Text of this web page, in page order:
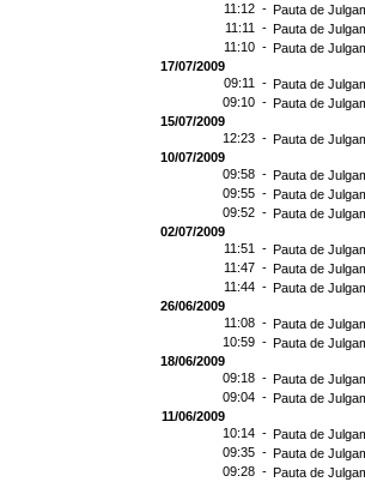
11:12 - Pauta de
11:11 - Pauta de
11:10 - Pauta de
17/07/2009
09:11 - Pauta de
09:10 - Pauta de
15/07/2009
12:23 - Pauta de
10/07/2009
09:58 - Pauta de
09:55 - Pauta de
09:52 - Pauta de
02/07/2009
11:51 - Pauta de
11:47 - Pauta de
11:44 - Pauta de
26/06/2009
11:08 - Pauta de
10:59 - Pauta de
18/06/2009
09:18 - Pauta de
09:04 - Pauta de
11/06/2009
10:14 - Pauta de
09:35 - Pauta de
09:28 - Pauta de